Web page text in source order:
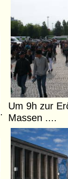
Um 9h zur
Massen ....